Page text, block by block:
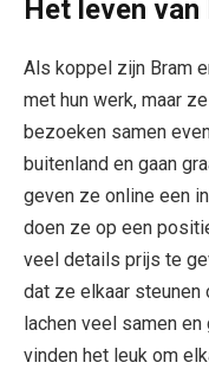
Het leven van
Als koppel zijn Bram
met hun werk, maar
bezoeken samen
buitenland en gaan
geven ze online een
doen ze op een
veel details prijs te
dat ze elkaar steunen
lachen veel samen en
vinden het leuk om